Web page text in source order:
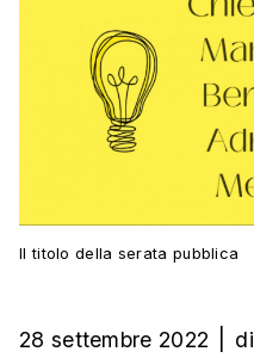
Il titolo della serata pubblica
28 settembre 2022 di